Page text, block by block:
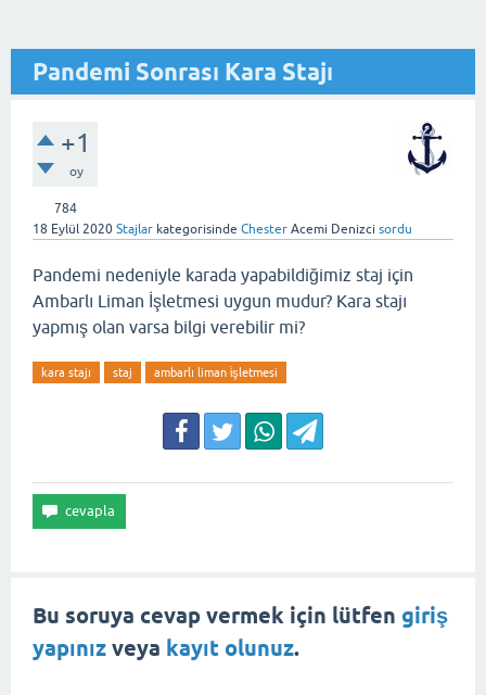
Pandemi Sonrası Kara Stajı
+1
oy
784
18 Eylül 2020 Stajlar kategorisinde Chester Acemi Denizci sordu
Pandemi nedeniyle karada yapabildiğimiz staj için
Ambarlı Liman İşletmesi uygun mudur? Kara stajı
yapmış olan varsa bilgi verebilir mi?
kara stajı staj ambarlı liman i̇şletmesi
Bu soruya cevap vermek için lütfen giriş
yapınız veya kayıt olunuz.